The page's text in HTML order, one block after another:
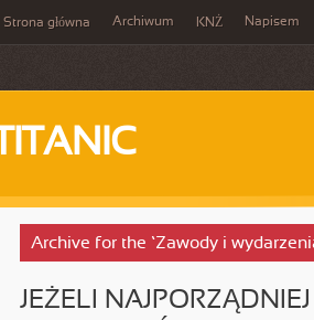
Strona główna Archiwum KNŻ Napisem
TITANIC
Archive for the ‘Zawody i
JEŻELI